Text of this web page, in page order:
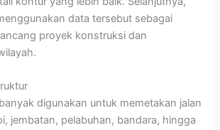
data tersebut sebagai
proyek konstruksi dan
digunakan untuk memetakan jalan
jembatan, pelabuhan, bandara, hingga